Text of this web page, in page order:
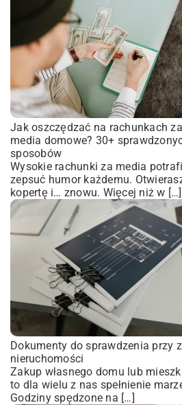
Jak oszczędzać na rachunkach za
media domowe? 30+
sposobów
Wysokie rachunki za media
zepsuć humor każdemu.
kopertę i… znowu. Więcej niż w […]
Dokumenty do sprawdzenia przy
nieruchomości
Zakup własnego domu lub
to dla wielu z nas spełnienie
Godziny spędzone na […]